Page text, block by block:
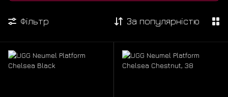
Classic Ultra Mini
Classic Ultra Mini Extra Platform
Classic Ultra Mini Platform Clear Mini
Фільтр За популярністю